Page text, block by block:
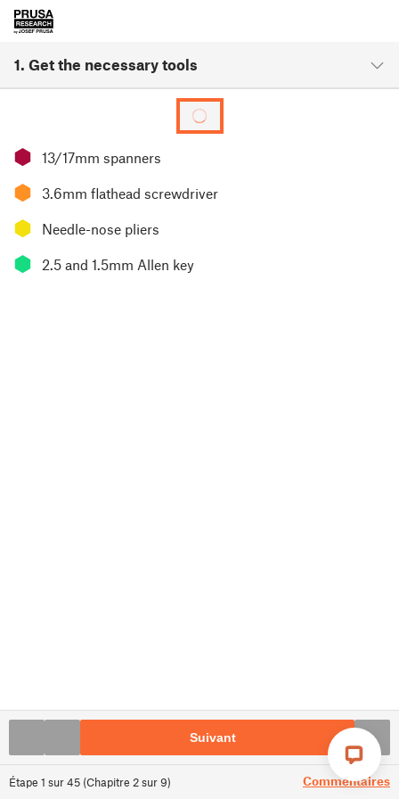
1. Get the necessary tools
Étape 1 sur45 (Chapitre 2sur9) Commentaires
⬢ 13/17mm spanners
⬢ 3.6mm flathead screwdriver
⬢ Needle-nose pliers
⬢ 2.5 and 1.5mm Allen key
Suivant